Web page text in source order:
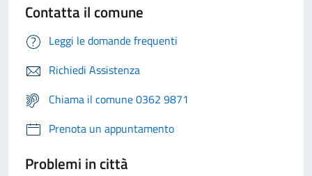
Contatta il comune
Leggi le domande frequenti
Richiedi Assistenza
Chiama il comune 0362 9871
Prenota un appuntamento
Problemi in città